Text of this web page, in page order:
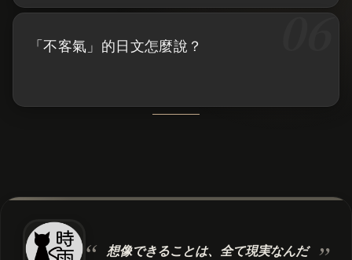
「不客氣」的日文怎麼說？
想像できることは、 全て現実なんだ